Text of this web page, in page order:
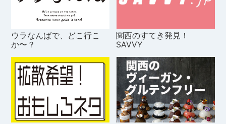
ウラなんばで、どこ行こ
か〜？
関西のすてき発見！
SAVVY